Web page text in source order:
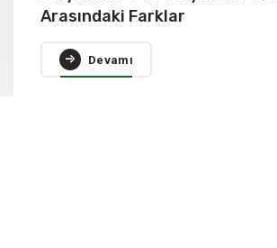
Arasındaki Farklar
Devamı